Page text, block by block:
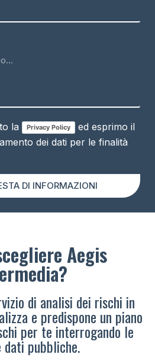
la Privacy Policy
ed esprimo il
dei dati per le finalità
DI INFORMAZIONI
Aegis
di analisi dei rischi in
e predispone un piano
per te interrogando le
dati pubbliche.